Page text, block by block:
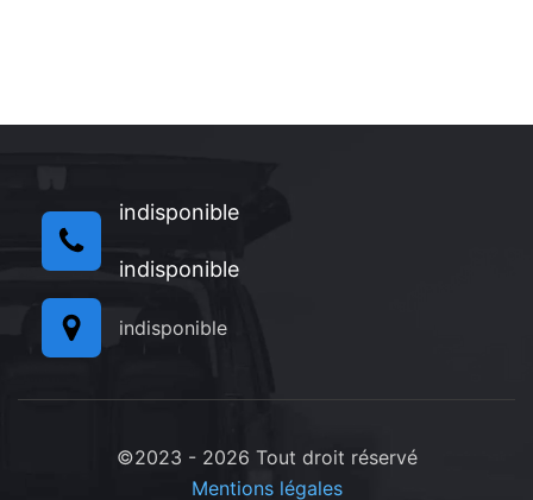
indisponible
indisponible
indisponible
©2023 - 2026 Tout droit réservé
Mentions légales